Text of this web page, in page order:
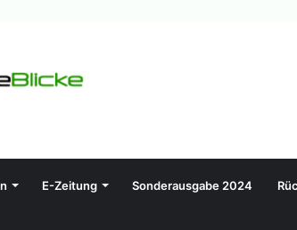
E-Zeitung Sonderausgabe 2024